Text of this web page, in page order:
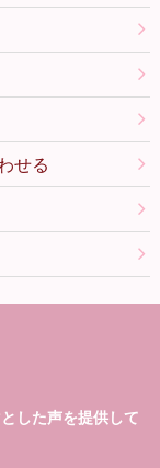
せる
した声を提供して